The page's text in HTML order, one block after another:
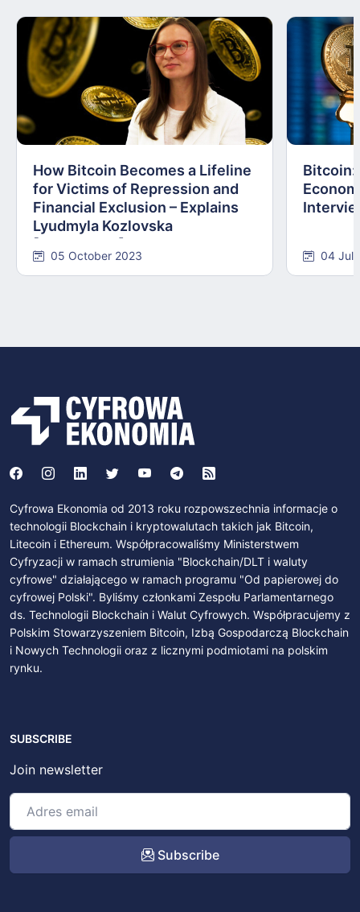
How Bitcoin Becomes a Lifeline
for Victims of Repression and
Financial Exclusion – Explains
Lyudmyla Kozlovska
05 October 2023
Bitcoin:
04
Cyfrowa Ekonomia od 2013 roku rozpowszechnia informacje o
technologii Blockchain i kryptowalutach takich jak Bitcoin,
Litecoin i Ethereum. Współpracowaliśmy Ministerstwem
Cyfryzacji w ramach strumienia "Blockchain/DLT i waluty
cyfrowe" działającego w ramach programu "Od papierowej do
cyfrowej Polski". Byliśmy członkami Zespołu Parlamentarnego
ds. Technologii Blockchain i Walut Cyfrowych. Współpracujemy z
Polskim Stowarzyszeniem Bitcoin, Izbą Gospodarczą Blockchain
i Nowych Technologii oraz z licznymi podmiotami na polskim
rynku.
SUBSCRIBE
Join newsletter
Subscribe